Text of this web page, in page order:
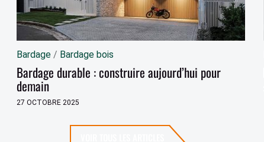
Bardage / Bardage bois
Bardage durable : construire aujourd’hui pour
demain
27 OCTOBRE 2025